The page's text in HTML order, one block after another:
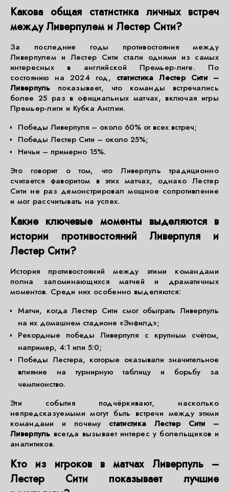
Какова общая статистика личных встреч
между Ливерпулем и Лестер Сити?
За последние годы противостояния между
Ливерпулем и Лестер Сити стали одними из самых
интересных в английской Премьер-лиге. По
состоянию на 2024 год, статистика Лестер Сити –
Ливерпуль показывает, что команды встречались
более 25 раз в официальных матчах, включая игры
Премьер-лиги и Кубка Англии.
Победы Ливерпуля – около 60% от всех встреч;
Победы Лестер Сити – около 25%;
Ничьи – примерно 15%.
Это говорит о том, что Ливерпуль традиционно
считается фаворитом в этих матчах, однако Лестер
Сити не раз демонстрировал мощное сопротивление
и мог рассчитывать на успех.
Какие ключевые моменты выделяются в
истории противостояний Ливерпуля и
Лестер Сити?
История противостояний между этими командами
полна запоминающихся матчей и драматичных
моментов. Среди них особенно выделяются:
Матчи, когда Лестер Сити смог обыграть Ливерпуль
на их домашнем стадионе «Энфилд»;
Рекордные победы Ливерпуля с крупным счётом,
например, 4:1 или 5:0;
Победы Лестера, которые оказывали значительное
влияние на турнирную таблицу и борьбу за
чемпионство.
Эти события подчёркивают, насколько
непредсказуемыми могут быть встречи между этими
командами и почему статистика Лестер Сити –
Ливерпуль всегда вызывает интерес у болельщиков и
аналитиков.
Кто из игроков в матчах Ливерпуль –
Лестер Сити показывает лучшие